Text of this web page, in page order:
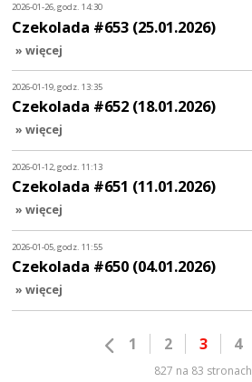
2026-01-26, godz. 14:30
Czekolada #653 (25.01.2026)
» więcej
2026-01-19, godz. 13:35
Czekolada #652 (18.01.2026)
» więcej
2026-01-12, godz. 11:13
Czekolada #651 (11.01.2026)
» więcej
2026-01-05, godz. 11:55
Czekolada #650 (04.01.2026)
» więcej
1 2 3 4
827 na 83 stronach